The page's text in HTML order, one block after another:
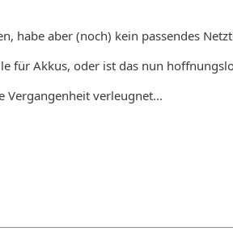
habe aber (noch) kein passendes
für Akkus, oder ist das nun
Vergangenheit verleugnet...